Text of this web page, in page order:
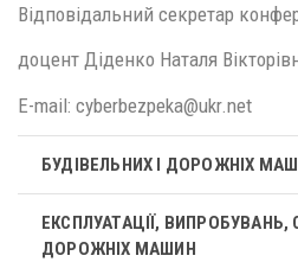
Відповідальний секретар
доцент Діденко Наталя
Е-mail: cyberbezpeka@ukr.net
БУДІВЕЛЬНИХ І ДОРОЖНІХ
ЕКСПЛУАТАЦІЇ, ВИПРОБУВАНЬ,
ДОРОЖНІХ МАШИН